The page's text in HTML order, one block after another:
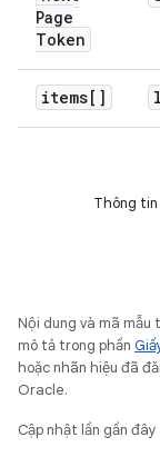
Page
Token
items[]
Thông tin
Nội dung và mã
mô tả trong phần
hoặc nhãn hiệu đã
Oracle.
Cập nhật lần gần